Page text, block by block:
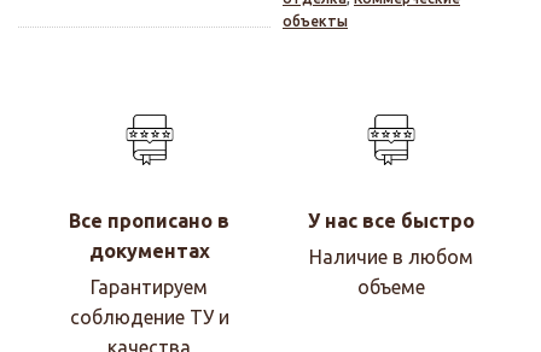
объекты
Все прописано в
документах
Гарантируем
соблюдение ТУ и
качества
У нас все быстро
Наличие в любом
объеме